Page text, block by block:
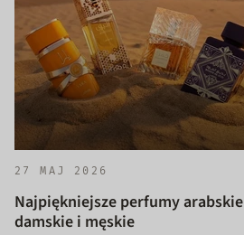
27 MAJ 2026
Najpiękniejsze perfumy arabskie
damskie i męskie